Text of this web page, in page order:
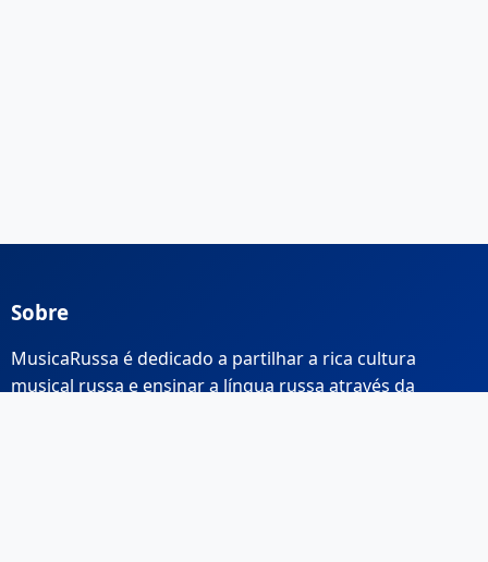
Sobre
MusicaRussa é dedicado a partilhar a rica cultura
musical russa e ensinar a língua russa através da